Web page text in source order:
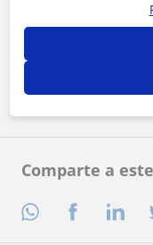
Comparte a
Al hacer clic, aceptas